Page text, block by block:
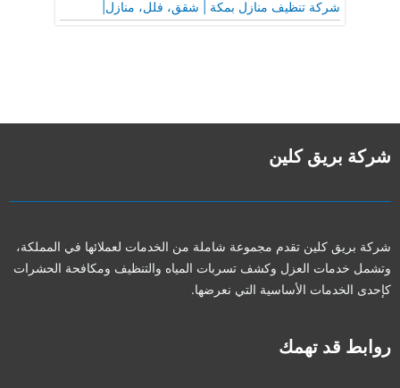
شركة تنظيف منازل بمكة | شقق، فلل، منازل|
شركة بريق كلين
شركة بريق كلين تقدم مجموعة شاملة من الخدمات لعملائها في المملكة،
وتشمل خدمات العزل وكشف تسربات المياه والتنظيف ومكافحة الحشرات
كإحدى الخدمات الأساسية التي نعرضها.
روابط قد تهمك